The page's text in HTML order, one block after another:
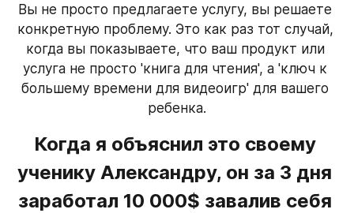
Вы не просто предлагаете услугу, вы решаете
конкретную проблему. Это как раз тот случай,
когда вы показываете, что ваш продукт или
услуга не просто 'книга для чтения', а 'ключ к
большему времени для видеоигр' для вашего
ребенка.
Когда я объяснил это своему
ученику Александру, он за 3 дня
заработал 10 000$ завалив себя